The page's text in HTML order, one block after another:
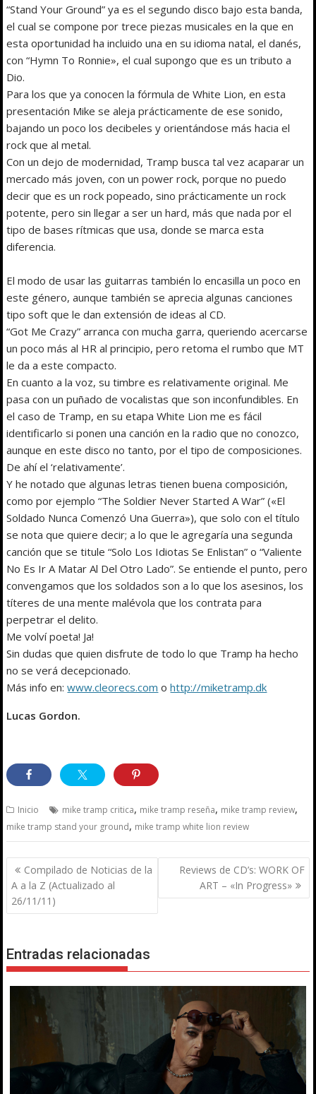
“Stand Your Ground” ya es el segundo disco bajo esta banda,
el cual se compone por trece piezas musicales en la que en
esta oportunidad ha incluido una en su idioma natal, el danés,
con “Hymn To Ronnie», el cual supongo que es un tributo a
Dio.
Para los que ya conocen la fórmula de White Lion, en esta
presentación Mike se aleja prácticamente de ese sonido,
bajando un poco los decibeles y orientándose más hacia el
rock que al metal.
Con un dejo de modernidad, Tramp busca tal vez acaparar un
mercado más joven, con un power rock, porque no puedo
decir que es un rock popeado, sino prácticamente un rock
potente, pero sin llegar a ser un hard, más que nada por el
tipo de bases rítmicas que usa, donde se marca esta
diferencia.
El modo de usar las guitarras también lo encasilla un poco en
este género, aunque también se aprecia algunas canciones
tipo soft que le dan extensión de ideas al CD.
“Got Me Crazy” arranca con mucha garra, queriendo acercarse
un poco más al HR al principio, pero retoma el rumbo que MT
le da a este compacto.
En cuanto a la voz, su timbre es relativamente original. Me
pasa con un puñado de vocalistas que son inconfundibles. En
el caso de Tramp, en su etapa White Lion me es fácil
identificarlo si ponen una canción en la radio que no conozco,
aunque en este disco no tanto, por el tipo de composiciones.
De ahí el ‘relativamente’.
Y he notado que algunas letras tienen buena composición,
como por ejemplo “The Soldier Never Started A War” («El
Soldado Nunca Comenzó Una Guerra»), que solo con el título
se nota que quiere decir; a lo que le agregaría una segunda
canción que se titule “Solo Los Idiotas Se Enlistan” o “Valiente
No Es Ir A Matar Al Del Otro Lado”. Se entiende el punto, pero
convengamos que los soldados son a lo que los asesinos, los
títeres de una mente malévola que los contrata para
perpetrar el delito.
Me volví poeta! Ja!
Sin dudas que quien disfrute de todo lo que Tramp ha hecho
no se verá decepcionado.
Más info en:www.cleorecs.com ohttp://miketramp.dk
Lucas Gordon.
Inicio mike tramp critica, mike tramp reseña, mike tramp review,
mike tramp stand your ground, mike tramp white lion review
Navegación
de
entradas
Compilado de Noticias de la
A a la Z (Actualizado al
26/11/11)
Reviews de CD’s: WORK OF
ART – «In Progress»
Entradas relacionadas